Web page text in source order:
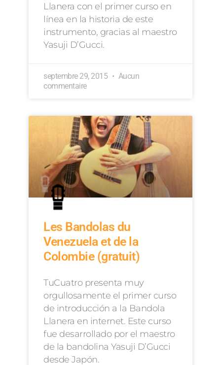
Llanera con el primer curso en
línea en la historia de este
instrumento, gracias al maestro
Yasuji D’Gucci.
septembre 29, 2015
Aucun
commentaire
Les Bandolas du
Venezuela et de la
Colombie (gratuit)
TuCuatro presenta muy
orgullosamente el primer curso
de introducción a la Bandola
Llanera en internet. Este curso
fue desarrollado por el maestro
de la bandolina Yasuji D’Gucci
desde Japón.